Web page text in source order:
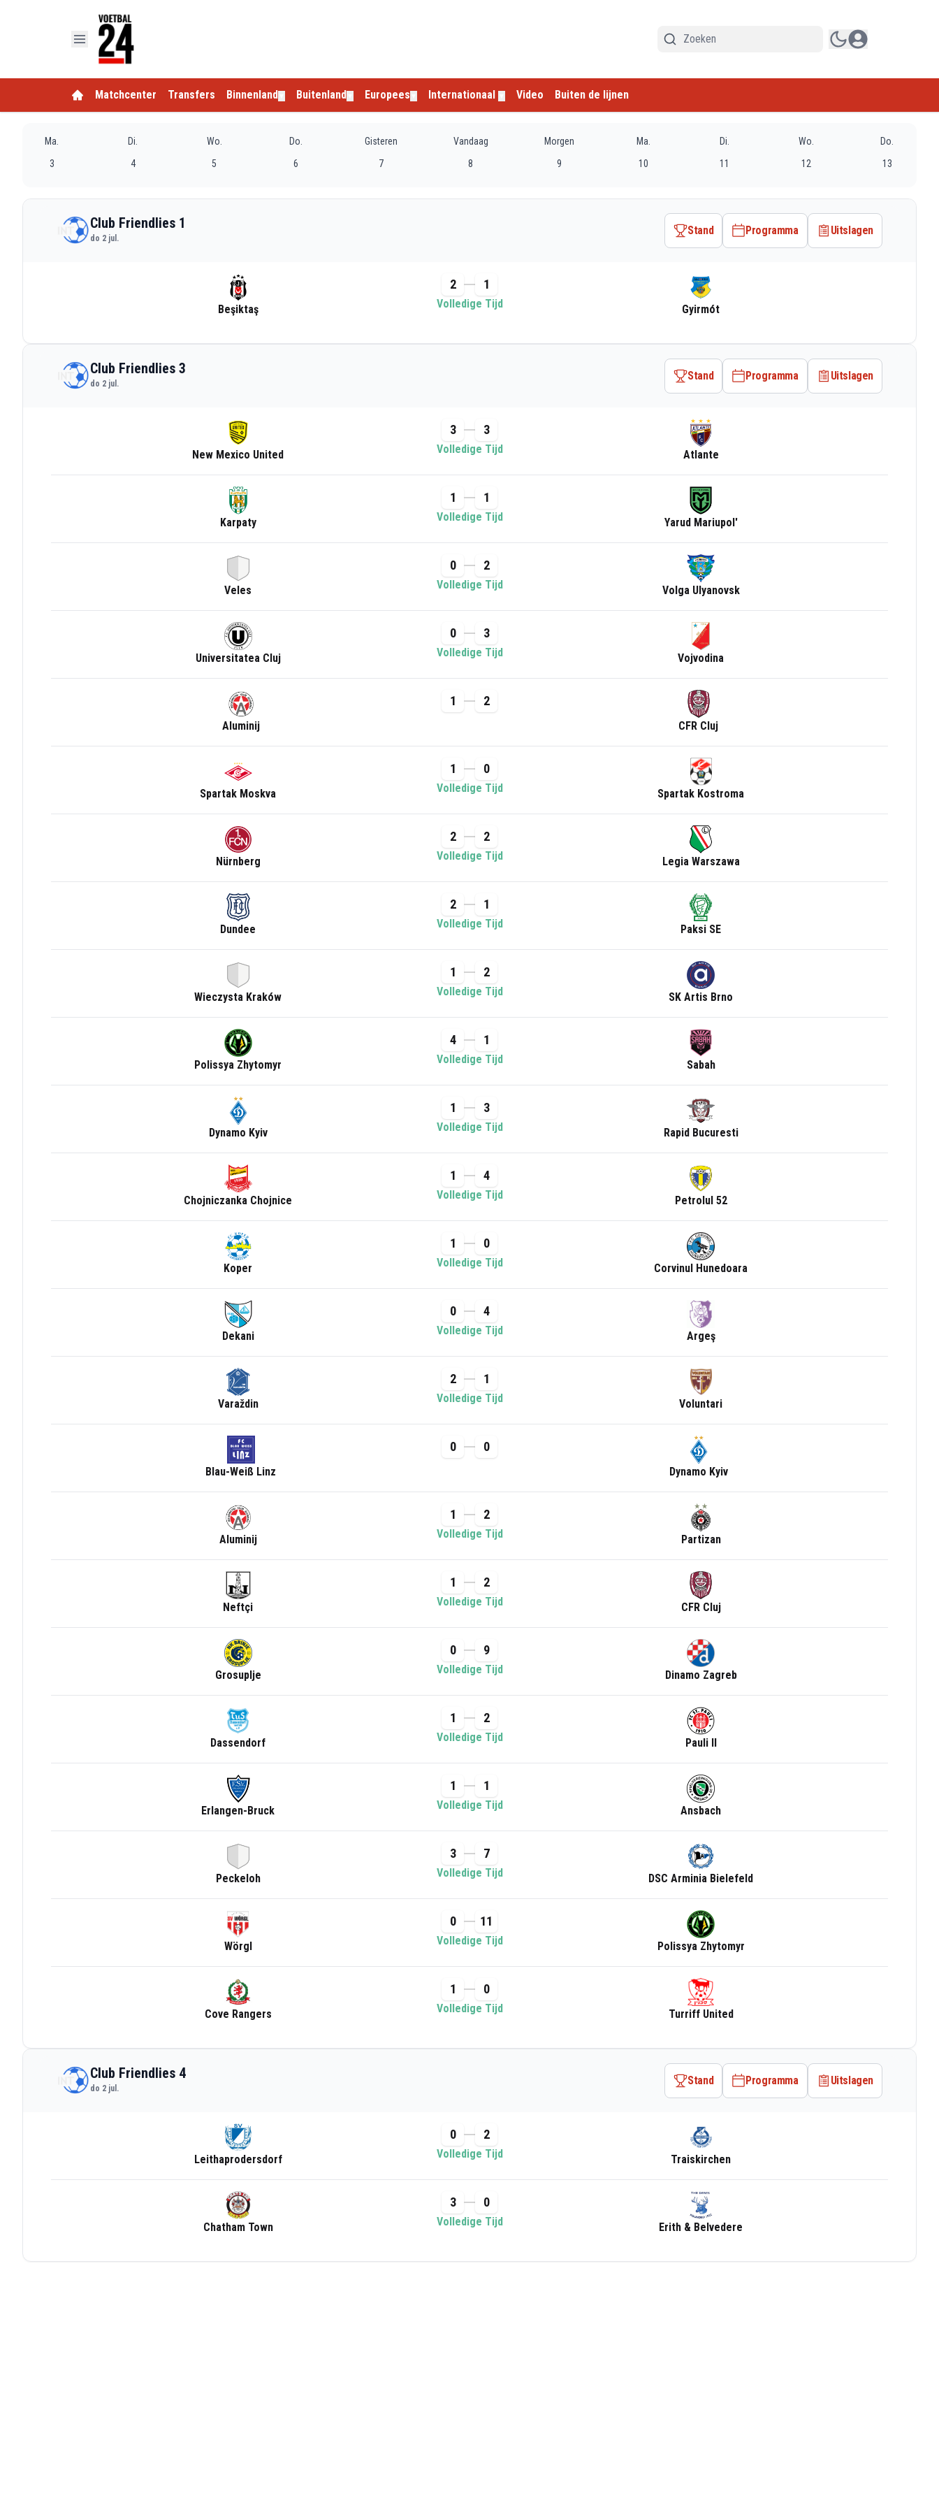
Matchcenter Transfers Binnenland Buitenland Europees Internationaal Video Buiten de lijnen
Ma.
3
Di.
4
Wo.
5
Do.
6
Gisteren
7
Vandaag
8
Morgen
9
Ma.
10
Di.
11
Wo.
12
Do.
13
Club Friendlies 1
do 2 jul.
Stand Programma Uitslagen
Beşiktaş
2 1
Volledige Tijd Gyirmót
Club Friendlies 3
do 2 jul.
Stand Programma Uitslagen
New Mexico United
3 3
Volledige Tijd Atlante
Karpaty
1 1
Volledige Tijd Yarud Mariupol'
Veles
0 2
Volledige Tijd Volga Ulyanovsk
Universitatea Cluj
0 3
Volledige Tijd Vojvodina
Aluminij
1 2
CFR Cluj
Spartak Moskva
1 0
Volledige Tijd Spartak Kostroma
Nürnberg
2 2
Volledige Tijd Legia Warszawa
Dundee
2 1
Volledige Tijd Paksi SE
Wieczysta Kraków
1 2
Volledige Tijd SK Artis Brno
Polissya Zhytomyr
4 1
Volledige Tijd Sabah
Dynamo Kyiv
1 3
Volledige Tijd Rapid Bucuresti
Chojniczanka Chojnice
1 4
Volledige Tijd Petrolul 52
Koper
1 0
Volledige Tijd Corvinul Hunedoara
Dekani
0 4
Volledige Tijd Argeş
Varaždin
2 1
Volledige Tijd Voluntari
Blau-Weiß Linz
0 0
Dynamo Kyiv
Aluminij
1 2
Volledige Tijd Partizan
Neftçi
1 2
Volledige Tijd CFR Cluj
Grosuplje
0 9
Volledige Tijd Dinamo Zagreb
Dassendorf
1 2
Volledige Tijd Pauli II
Erlangen-Bruck
1 1
Volledige Tijd Ansbach
Peckeloh
3 7
Volledige Tijd DSC Arminia Bielefeld
Wörgl
0 11
Volledige Tijd Polissya Zhytomyr
Cove Rangers
1 0
Volledige Tijd Turriff United
Club Friendlies 4
do 2 jul.
Stand Programma Uitslagen
Leithaprodersdorf
0 2
Volledige Tijd Traiskirchen
Chatham Town
3 0
Volledige Tijd Erith & Belvedere